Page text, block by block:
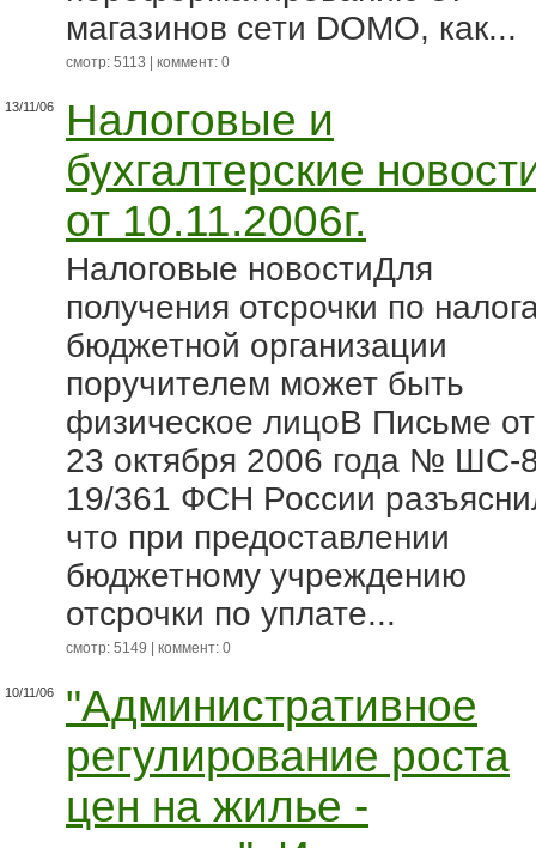
магазинов сети DOMO, как...
смотр: 5113 | коммент: 0
13/11/06
Налоговые и
бухгалтерские
от 10.11.2006г.
Налоговые новостиДля
получения отсрочки по
бюджетной организации
поручителем может быть
физическое лицоВ Письме от
23 октября 2006 года № ШС-
19/361 ФСН России
что при предоставлении
бюджетному учреждению
отсрочки по уплате...
смотр: 5149 | коммент: 0
10/11/06
"Административное
регулирование роста
цен на жилье -